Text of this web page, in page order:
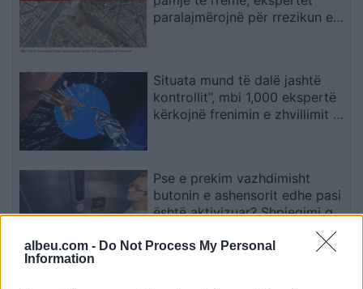
albeu.com - Do Not Process My Personal
Information
paralajmërojnë për rrezikun e
Situata mund të dalë jashtë
kontrollit”, mbi 1,000 ekspertë
kërkojnë frenimin e zhvillimit të
Pse e prekim vazhdimisht
butonin e ashensorit edhe pasi
është aktivizuar? Shpjegimi që